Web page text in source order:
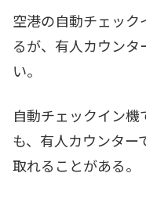
空港の自動チェッ
るが、有人カウン
い。
自動チェックイン
も、有人カウンター
取れることがある。